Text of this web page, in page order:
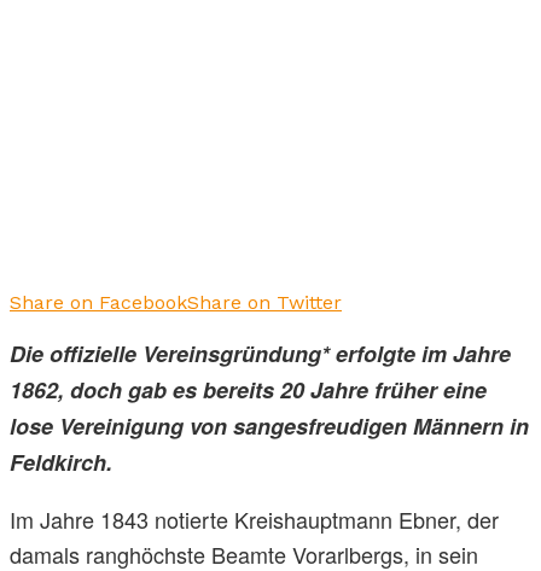
Share on FacebookShare on Twitter
Die offizielle Vereinsgründung* erfolgte im Jahre
1862, doch gab es bereits 20 Jahre früher eine
lose Vereinigung von sangesfreudigen Männern in
Feldkirch.
Im Jahre 1843 notierte Kreishauptmann Ebner, der
damals ranghöchste Beamte Vorarlbergs, in sein